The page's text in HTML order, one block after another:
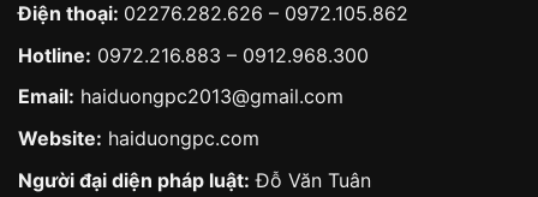
Điện thoại: 02276.282.626 – 0972.105.862
Hotline: 0972.216.883 – 0912.968.300
Email: haiduongpc2013@gmail.com
Website: haiduongpc.com
Người đại diện pháp luật: Đỗ Văn Tuân